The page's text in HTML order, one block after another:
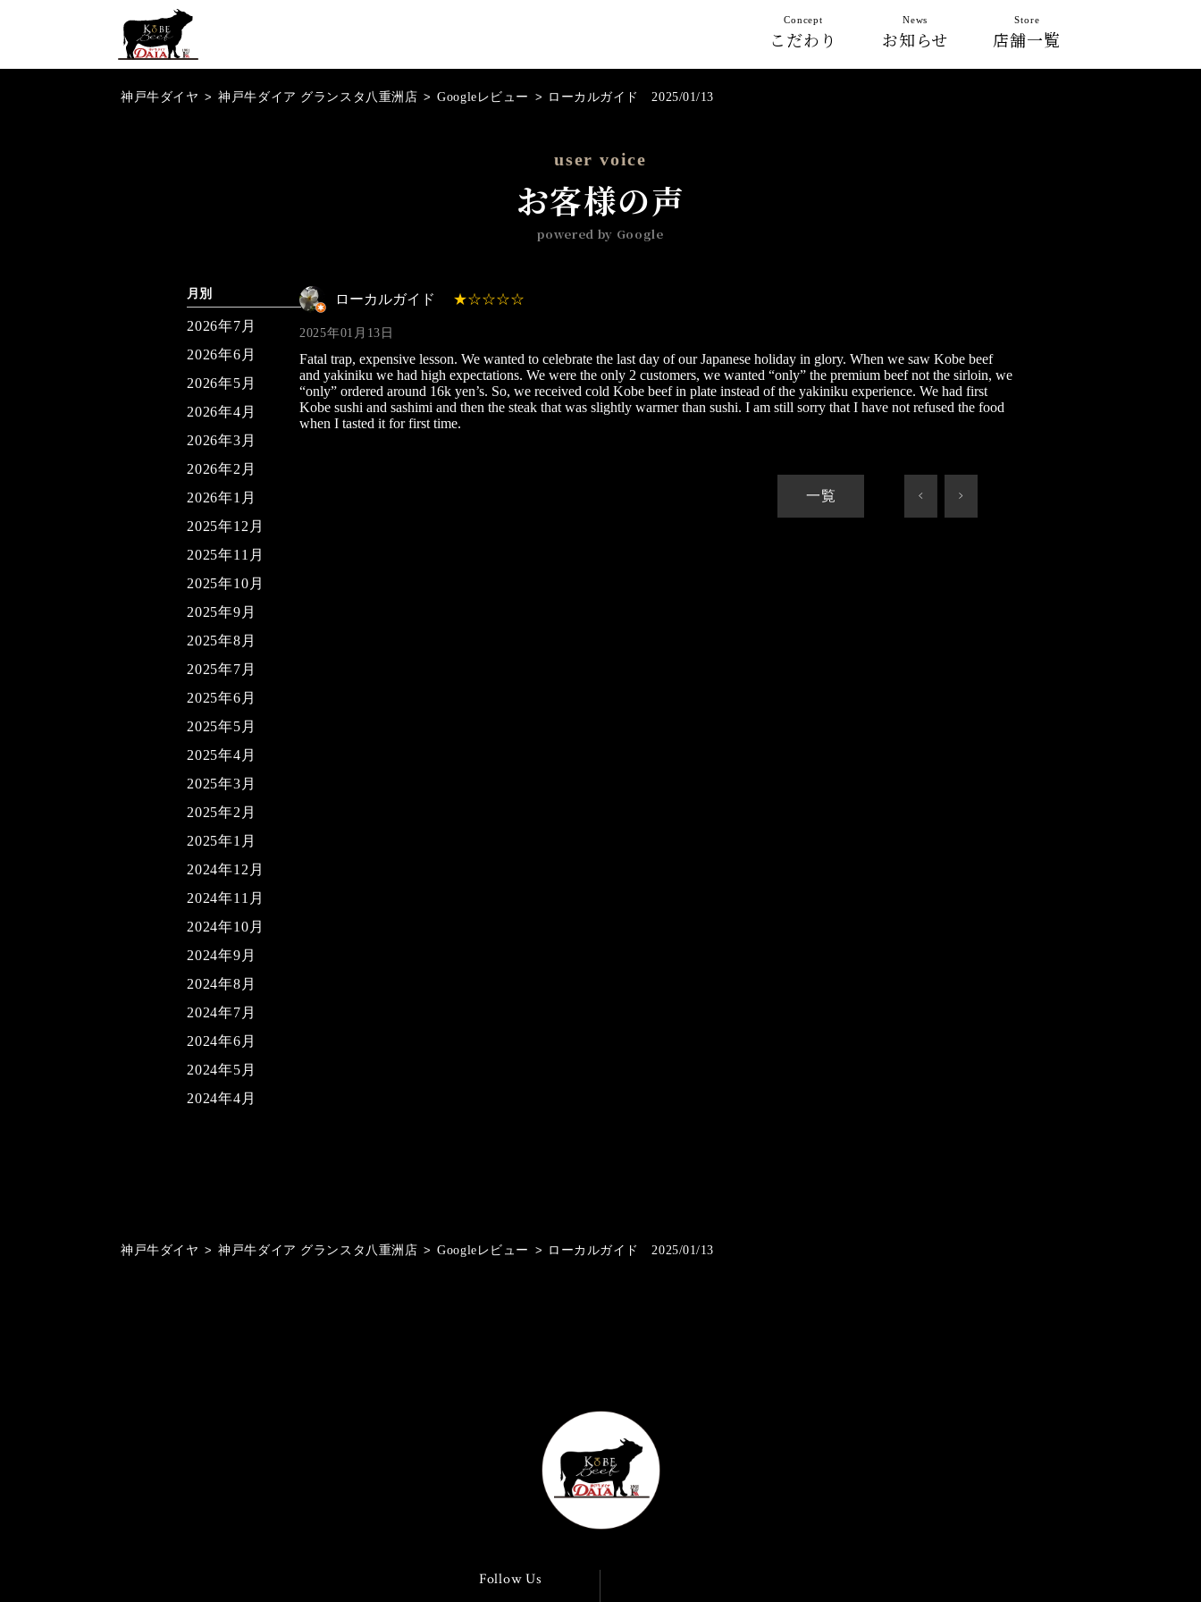
こだわり
Concept
お知らせ
News
店舗一覧
Store
神戸牛ダイヤ > 神戸牛ダイア グランスタ八重洲店 > Googleレビュー > ローカルガイド 2025/01/13
user voice
お客様の声
powered by Google
ローカルガイド
2025年01月13日
Fatal trap, expensive lesson. We wanted to celebrate the last day of our Japanese holiday in glory. When we saw Kobe beef
and yakiniku we had high expectations. We were the only 2 customers, we wanted “only” the premium beef not the sirloin, we
“only” ordered around 16k yen’s. So, we received cold Kobe beef in plate instead of the yakiniku experience. We had first
Kobe sushi and sashimi and then the steak that was slightly warmer than sushi. I am still sorry that I have not refused the food
when I tasted it for first time.
一覧 < >
月別
2026年7月
2026年6月
2026年5月
2026年4月
2026年3月
2026年2月
2026年1月
2025年12月
2025年11月
2025年10月
2025年9月
2025年8月
2025年7月
2025年6月
2025年5月
2025年4月
2025年3月
2025年2月
2025年1月
2024年12月
2024年11月
2024年10月
2024年9月
2024年8月
2024年7月
2024年6月
2024年5月
2024年4月
神戸牛ダイヤ > 神戸牛ダイア グランスタ八重洲店 > Googleレビュー > ローカルガイド 2025/01/13
Follow Us